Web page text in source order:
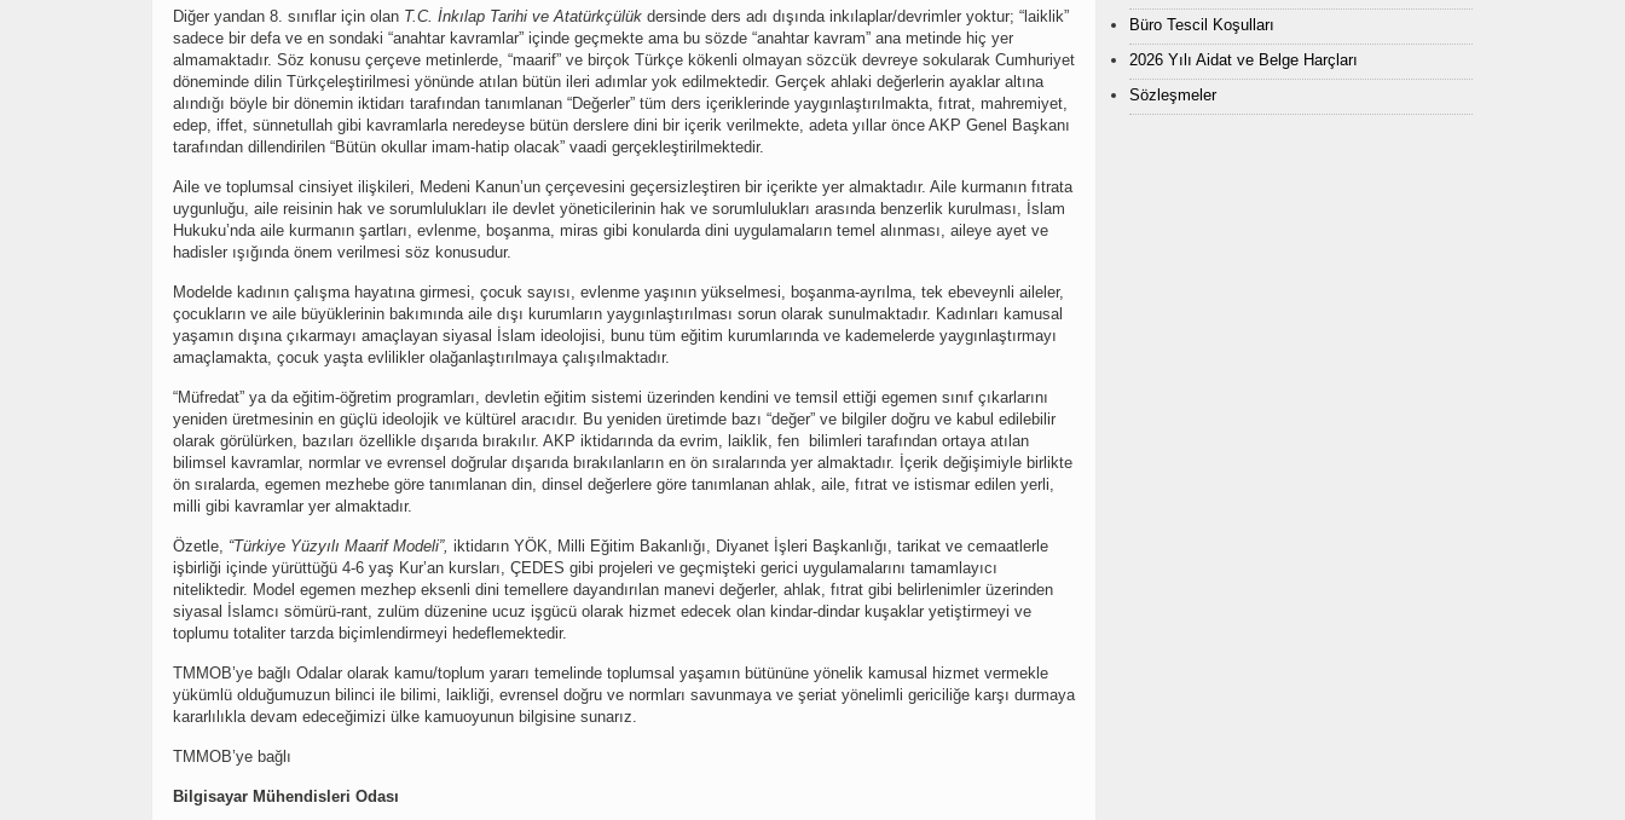
Diğer yandan 8. sınıflar için olan T.C. İnkılap Tarihi ve Atatürkçülük dersinde ders adı dışında inkılaplar/devrimler yoktur; “laiklik”
sadece bir defa ve en sondaki “anahtar kavramlar” içinde geçmekte ama bu sözde “anahtar kavram” ana metinde hiç yer
almamaktadır. Söz konusu çerçeve metinlerde, “maarif” ve birçok Türkçe kökenli olmayan sözcük devreye sokularak Cumhuriyet
döneminde dilin Türkçeleştirilmesi yönünde atılan bütün ileri adımlar yok edilmektedir. Gerçek ahlaki değerlerin ayaklar altına
alındığı böyle bir dönemin iktidarı tarafından tanımlanan “Değerler” tüm ders içeriklerinde yaygınlaştırılmakta, fıtrat, mahremiyet,
edep, iffet, sünnetullah gibi kavramlarla neredeyse bütün derslere dini bir içerik verilmekte, adeta yıllar önce AKP Genel Başkanı
tarafından dillendirilen “Bütün okullar imam-hatip olacak” vaadi gerçekleştirilmektedir.
Aile ve toplumsal cinsiyet ilişkileri, Medeni Kanun’un çerçevesini geçersizleştiren bir içerikte yer almaktadır. Aile kurmanın fıtrata
uygunluğu, aile reisinin hak ve sorumlulukları ile devlet yöneticilerinin hak ve sorumlulukları arasında benzerlik kurulması, İslam
Hukuku’nda aile kurmanın şartları, evlenme, boşanma, miras gibi konularda dini uygulamaların temel alınması, aileye ayet ve
hadisler ışığında önem verilmesi söz konusudur.
Modelde kadının çalışma hayatına girmesi, çocuk sayısı, evlenme yaşının yükselmesi, boşanma-ayrılma, tek ebeveynli aileler,
çocukların ve aile büyüklerinin bakımında aile dışı kurumların yaygınlaştırılması sorun olarak sunulmaktadır. Kadınları kamusal
yaşamın dışına çıkarmayı amaçlayan siyasal İslam ideolojisi, bunu tüm eğitim kurumlarında ve kademelerde yaygınlaştırmayı
amaçlamakta, çocuk yaşta evlilikler olağanlaştırılmaya çalışılmaktadır.
“Müfredat” ya da eğitim-öğretim programları, devletin eğitim sistemi üzerinden kendini ve temsil ettiği egemen sınıf çıkarlarını
yeniden üretmesinin en güçlü ideolojik ve kültürel aracıdır. Bu yeniden üretimde bazı “değer” ve bilgiler doğru ve kabul edilebilir
olarak görülürken, bazıları özellikle dışarıda bırakılır. AKP iktidarında da evrim, laiklik, fen bilimleri tarafından ortaya atılan
bilimsel kavramlar, normlar ve evrensel doğrular dışarıda bırakılanların en ön sıralarında yer almaktadır. İçerik değişimiyle birlikte
ön sıralarda, egemen mezhebe göre tanımlanan din, dinsel değerlere göre tanımlanan ahlak, aile, fıtrat ve istismar edilen yerli,
milli gibi kavramlar yer almaktadır.
Özetle, “Türkiye Yüzyılı Maarif Modeli”, iktidarın YÖK, Milli Eğitim Bakanlığı, Diyanet İşleri Başkanlığı, tarikat ve cemaatlerle
işbirliği içinde yürüttüğü 4-6 yaş Kur’an kursları, ÇEDES gibi projeleri ve geçmişteki gerici uygulamalarını tamamlayıcı
niteliktedir. Model egemen mezhep eksenli dini temellere dayandırılan manevi değerler, ahlak, fıtrat gibi belirlenimler üzerinden
siyasal İslamcı sömürü-rant, zulüm düzenine ucuz işgücü olarak hizmet edecek olan kindar-dindar kuşaklar yetiştirmeyi ve
toplumu totaliter tarzda biçimlendirmeyi hedeflemektedir.
TMMOB’ye bağlı Odalar olarak kamu/toplum yararı temelinde toplumsal yaşamın bütününe yönelik kamusal hizmet vermekle
yükümlü olduğumuzun bilinci ile bilimi, laikliği, evrensel doğru ve normları savunmaya ve şeriat yönelimli gericiliğe karşı durmaya
kararlılıkla devam edeceğimizi ülke kamuoyunun bilgisine sunarız.
TMMOB’ye bağlı
Bilgisayar Mühendisleri Odası
Büro Tescil Koşulları
2026 Yılı Aidat ve Belge Harçları
Sözleşmeler